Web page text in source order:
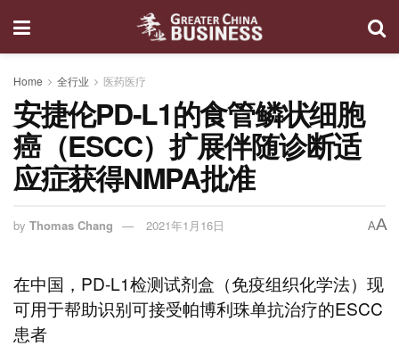
Home 全行业 医药医疗
安捷伦PD-L1的食管鳞状细胞
癌（ESCC）扩展伴随诊断适
应症获得NMPA批准
by Thomas Chang 2021年1月16日 AA
在中国，PD-L1检测试剂盒（免疫组织化学法）现
可用于帮助识别可接受帕博利珠单抗治疗的ESCC
患者